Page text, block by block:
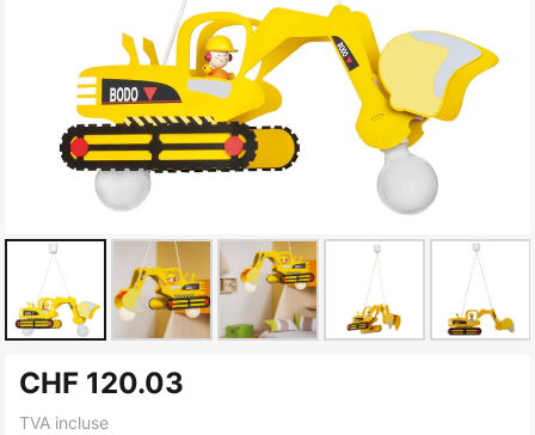
to
the
CHF 120.03
TVA incluse